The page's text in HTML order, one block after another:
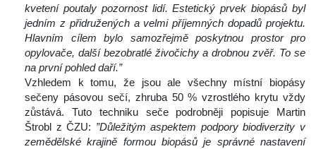
kvetení poutaly pozornost lidí. Estetický prvek biopásů byl
jedním z přidružených a velmi příjemných dopadů projektu.
Hlavním cílem bylo samozřejmě poskytnou prostor pro
opylovače, další bezobratlé živočichy a drobnou zvěř. To se
na první pohled daří.”
Vzhledem k tomu, že jsou ale všechny místní biopásy
ečeny pásovou sečí, zhruba 50 % vzrostlého krytu vždy
zůstává. Tuto techniku seče podrobněji popisuje Martin
Štrobl z ČZU: ”Důležitým aspektem podpory biodiverzity v
zemědělské krajině formou biopásů je správné nastavení